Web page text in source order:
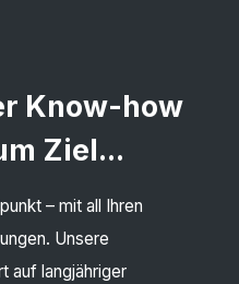
Know-how
Ziel...
– mit all Ihren
Unsere
auf langjähriger